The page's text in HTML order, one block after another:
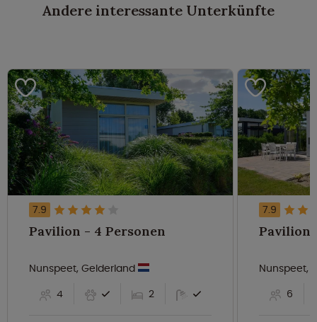
Andere interessante Unterkünfte
7.9
Pavilion - 4 Personen
Nunspeet, Gelderland
4
2
7.9
Nunspeet,
6